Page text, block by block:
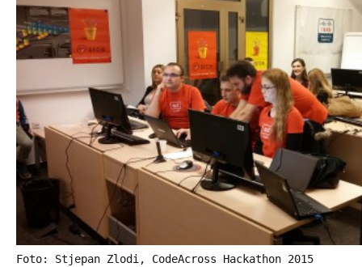
Foto: Stjepan Zlodi, CodeAcross Hackathon 2015